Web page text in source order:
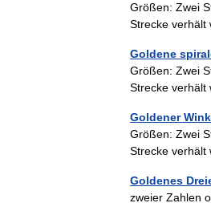
Größen: Zwei
Strecke
Goldene
Größen: Zwei
Strecke
Goldener
Größen: Zwei
Strecke
Goldenes
zweier Zahlen